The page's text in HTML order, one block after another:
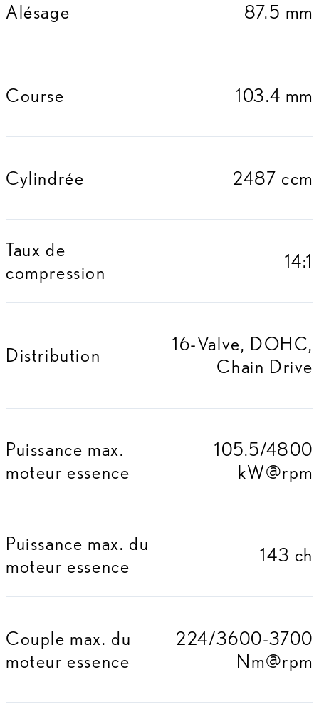
Alésage 87.5 mm
Course 103.4 mm
Cylindrée 2487 ccm
Taux de
compression
14:1
Distribution
16-Valve, DOHC,
Chain Drive
Puissance max.
moteur essence
105.5/4800
kW@rpm
Puissance max. du
moteur essence
143 ch
Couple max. du
moteur essence
224/3600-3700
Nm@rpm